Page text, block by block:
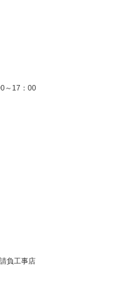
～17：00
負工事店